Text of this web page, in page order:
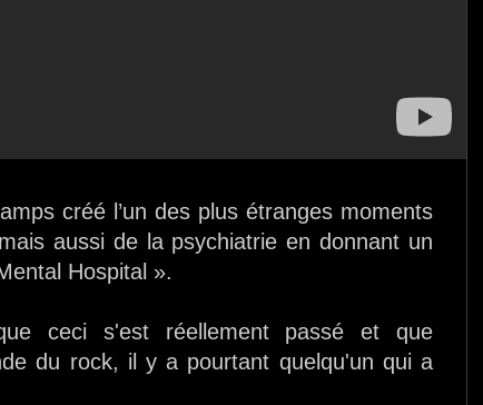
créé l’un des plus étranges moments
aussi de la psychiatrie en donnant un
Hospital ».
ceci s'est réellement passé et que
du rock, il y a pourtant quelqu'un qui a